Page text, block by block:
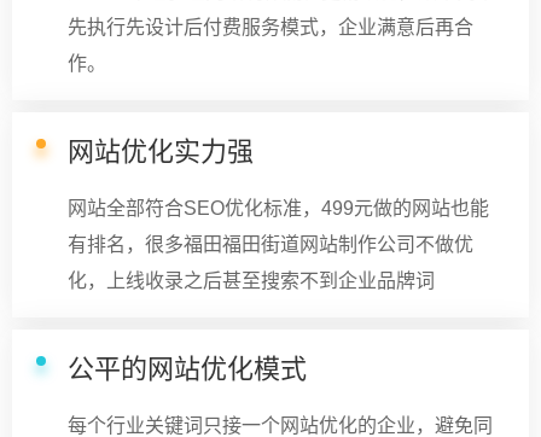
先执行先设计后付费服务模式，企业满意后再合
作。
网站优化实力强
网站全部符合SEO优化标准，499元做的网站也能
有排名，很多福田福田街道网站制作公司不做优
化，上线收录之后甚至搜索不到企业品牌词
公平的网站优化模式
每个行业关键词只接一个网站优化的企业，避免同